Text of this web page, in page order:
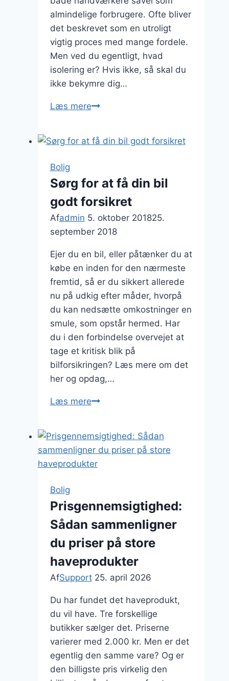
almindelige forbrugere. Ofte bliver
det beskrevet som en utroligt
vigtig proces med mange fordele.
Men ved du egentligt, hvad
isolering er? Hvis ikke, så skal du
ikke bekymre dig…
Læs mereDet
vide
Bolig
Sørg for at få din bil
godt forsikret
Afadmin 5. oktober 201825.
september 2018
Ejer du en bil, eller påtænker du at
købe en inden for den nærmeste
fremtid, så er du sikkert allerede
nu på udkig efter måder, hvorpå
du kan nedsætte omkostninger en
smule, som opstår hermed. Har
du i den forbindelse overvejet at
tage et kritisk blik på
bilforsikringen? Læs mere om det
her og opdag,…
Læs mereSørg
få
din
bil
Bolig
Prisgennemsigtighed:
Sådan sammenligner
du priser på store
haveprodukter
AfSupport 25. april 2026
Du har fundet det haveprodukt,
du vil have. Tre forskellige
butikker sælger det. Priserne
varierer med 2.000 kr. Men er det
egentlig den samme vare? Og er
den billigste pris virkelig den